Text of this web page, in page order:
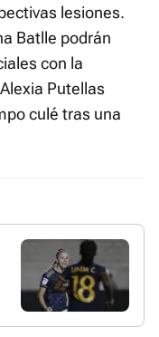
lesiones.
Batlle podrán
con la
Putellas
culé tras una